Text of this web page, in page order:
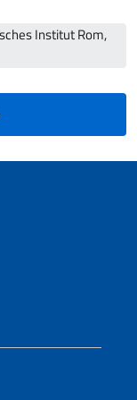
Institut Rom,